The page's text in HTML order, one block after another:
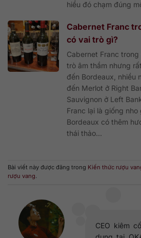
hiểu đó chạm đúng
Cabernet Franc
có vai trò gì?
Cabernet Franc
trò âm thầm nhưng
đến Bordeaux, nhiều
đến Merlot ở Right
Sauvignon ở Left
Franc lại là giống
Bordeaux có thêm
thái thảo...
Bài viết này được đăng trong Kiến thức rượu
rượu vang.
CEO kiêm